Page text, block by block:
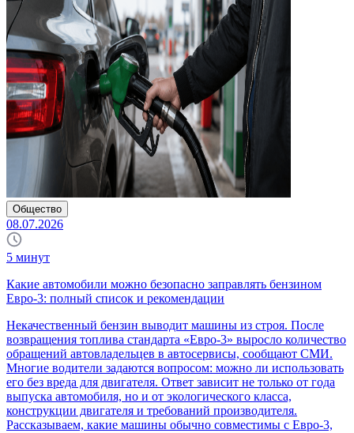
Общество
08.07.2026
5 минут
Какие автомобили можно безопасно заправлять бензином
Евро-3: полный список и рекомендации
Некачественный бензин выводит машины из строя. После
возвращения топлива стандарта «Евро-3» выросло количество
обращений автовладельцев в автосервисы, сообщают СМИ.
Многие водители задаются вопросом: можно ли использовать
его без вреда для двигателя. Ответ зависит не только от года
выпуска автомобиля, но и от экологического класса,
конструкции двигателя и требований производителя.
Рассказываем, какие машины обычно совместимы с Евро-3,